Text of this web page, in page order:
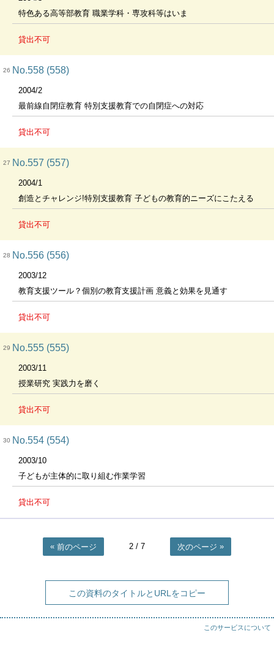
特色ある高等部教育 職業学科・専攻科等はいま
貸出不可
26 No.558 (558)
2004/2
最前線自閉症教育 特別支援教育での自閉症への対応
貸出不可
27 No.557 (557)
2004/1
創造とチャレンジ!特別支援教育 子どもの教育的ニーズにこたえる
貸出不可
28 No.556 (556)
2003/12
教育支援ツール？個別の教育支援計画 意義と効果を見通す
貸出不可
29 No.555 (555)
2003/11
授業研究 実践力を磨く
貸出不可
30 No.554 (554)
2003/10
子どもが主体的に取り組む作業学習
貸出不可
前のページ 2 / 7 次のページ
この資料のタイトルとURLをコピー
このサービスについて